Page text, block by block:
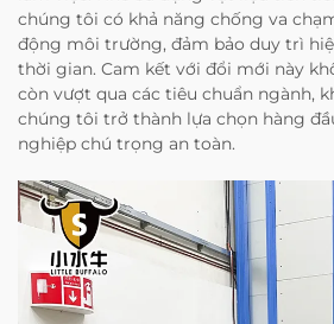
chúng tôi có khả năng chống va
động môi trường, đảm bảo duy trì
thời gian. Cam kết với đổi mới này
còn vượt qua các tiêu chuẩn ngành,
chúng tôi trở thành lựa chọn hàng
nghiệp chú trọng an toàn.